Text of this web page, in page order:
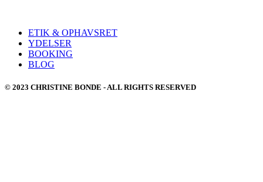
ETIK & OPHAVSRET
YDELSER
BOOKING
BLOG
© 2023 CHRISTINE BONDE - ALL RIGHTS RESERVED